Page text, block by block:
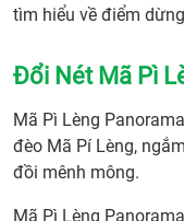
tìm hiểu về điểm
Đổi Nét Mã Pì
Mã Pì Lèng
đèo Mã Pí Lèng,
đồi mênh mông.
Mã Pì Lèng